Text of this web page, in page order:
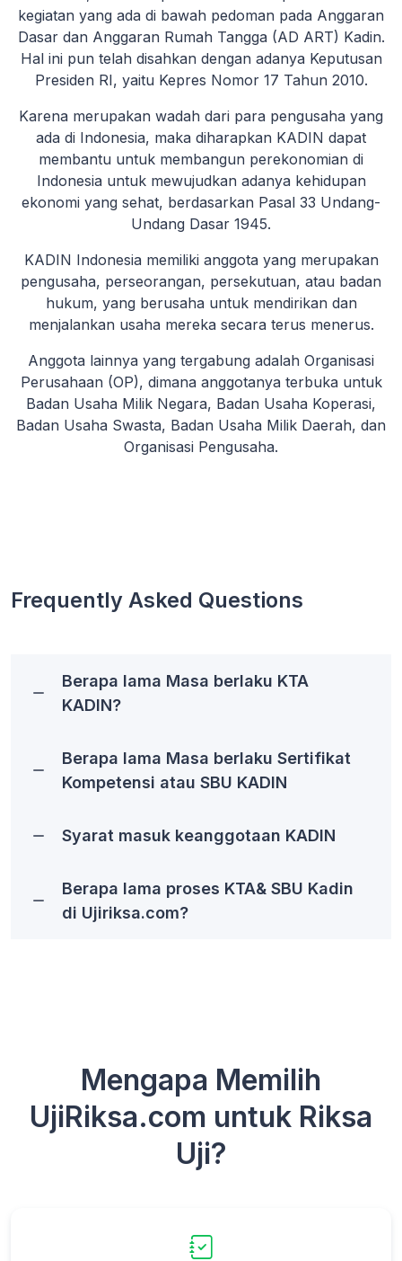
kegiatan yang ada di bawah pedoman pada Anggaran
Dasar dan Anggaran Rumah Tangga (AD ART) Kadin.
Hal ini pun telah disahkan dengan adanya Keputusan
Presiden RI, yaitu Kepres Nomor 17 Tahun 2010.
Karena merupakan wadah dari para pengusaha yang
ada di Indonesia, maka diharapkan KADIN dapat
membantu untuk membangun perekonomian di
Indonesia untuk mewujudkan adanya kehidupan
ekonomi yang sehat, berdasarkan Pasal 33 Undang-
Undang Dasar 1945.
KADIN Indonesia memiliki anggota yang merupakan
pengusaha, perseorangan, persekutuan, atau badan
hukum, yang berusaha untuk mendirikan dan
menjalankan usaha mereka secara terus menerus.
Anggota lainnya yang tergabung adalah Organisasi
Perusahaan (OP), dimana anggotanya terbuka untuk
Badan Usaha Milik Negara, Badan Usaha Koperasi,
Badan Usaha Swasta, Badan Usaha Milik Daerah, dan
Organisasi Pengusaha.
Frequently Asked Questions
Berapa lama Masa berlaku KTA
KADIN?
Berapa lama Masa berlaku Sertifikat
Kompetensi atau SBU KADIN
Syarat masuk keanggotaan KADIN
Berapa lama proses KTA& SBU Kadin
di Ujiriksa.com?
Mengapa Memilih
UjiRiksa.com untuk Riksa
Uji?